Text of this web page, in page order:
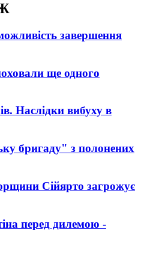
завершення
ще одного
Наслідки вибуху в
бригаду" з полонених
Сійярто загрожує
перед дилемою -